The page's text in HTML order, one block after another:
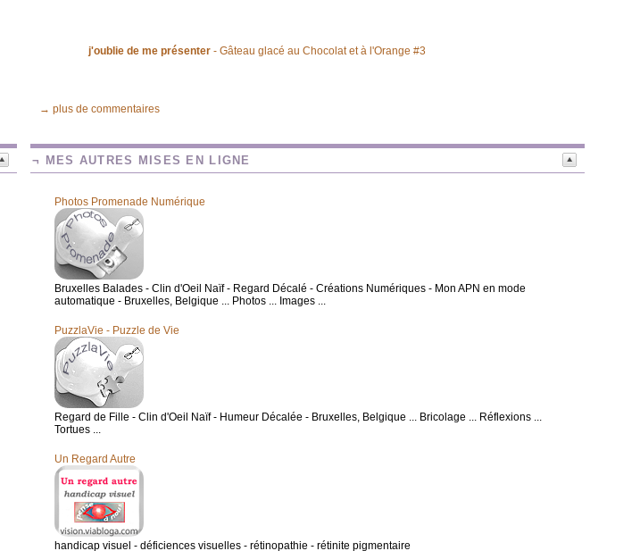
j'oublie de me présenter - Gâteau glacé au Chocolat et à l'Orange #3
→ plus de commentaires
¬ MES AUTRES MISES EN LIGNE
Photos Promenade Numérique
Bruxelles Balades - Clin d'Oeil Naïf - Regard Décalé - Créations Numériques - Mon APN en mode
automatique - Bruxelles, Belgique ... Photos ... Images ...
PuzzlaVie - Puzzle de Vie
Regard de Fille - Clin d'Oeil Naïf - Humeur Décalée - Bruxelles, Belgique ... Bricolage ... Réflexions ...
Tortues ...
Un Regard Autre
handicap visuel - déficiences visuelles - rétinopathie - rétinite pigmentaire